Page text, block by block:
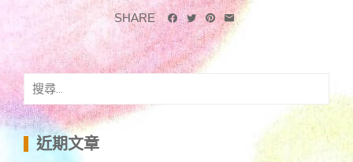
SHARE
搜
尋
關
鍵 近期文章